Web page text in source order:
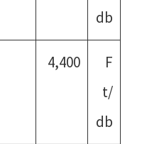
db
4,400
F
t/
db